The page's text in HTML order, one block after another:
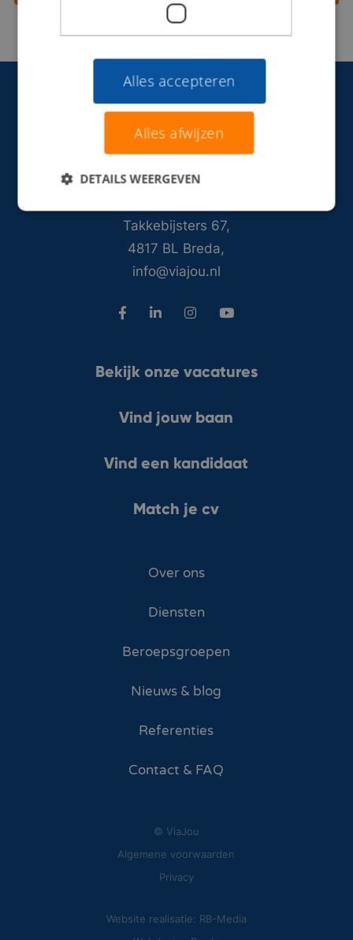
Takkebijsters 67,
4817 BL Breda,
info@viajou.nl
Bekijk onze vacatures
Vind jouw baan
Vind een kandidaat
Match je cv
Over ons
Diensten
Beroepsgroepen
Nieuws & blog
Referenties
Contact & FAQ
© ViaJou
Algemene voorwaarden
Privacy
Website realisatie: RB-Media
Alles accepteren
Alles afwijzen
DETAILS WEERGEVEN